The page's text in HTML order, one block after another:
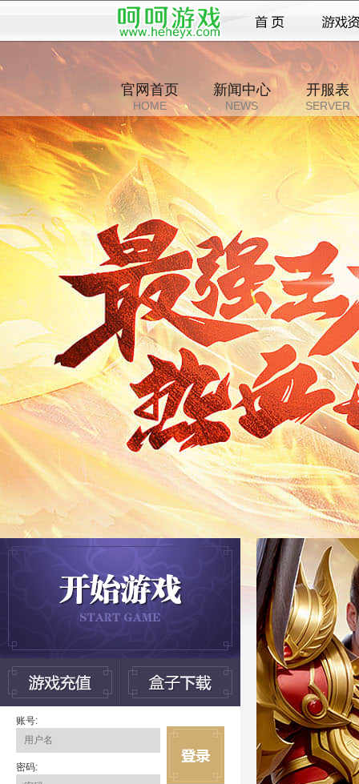
官网首页
HOME
新闻中心
NEWS
开服表
SERVER
账号:
密码: